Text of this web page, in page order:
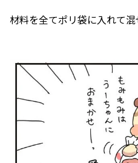
材料を全てポリ袋に入れて混